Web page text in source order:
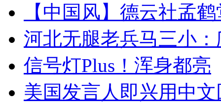
【中国风】德云社孟
河北无腿老兵马三小
信号灯Plus！浑身都亮
美国发言人即兴用中